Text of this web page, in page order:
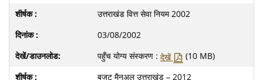
उत्तराखंड वित्त सेवा नियम 2002
03/08/2002
पहुँच योग्य संस्करण : देखें
(10 MB)
बजट मैनुअल उत्तराखंड – 2012